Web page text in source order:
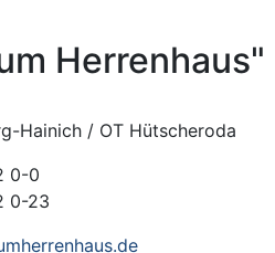
Herrenhaus"
Hainich / OT Hütscheroda
0-0
0-23